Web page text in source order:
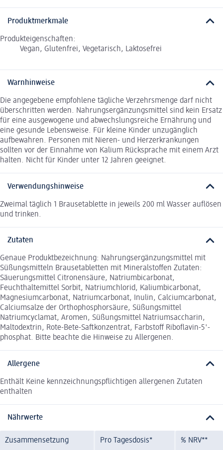
Produktmerkmale
Produkteigenschaften:
Vegan, Glutenfrei, Vegetarisch, Laktosefrei
Warnhinweise
Die angegebene empfohlene tägliche Verzehrsmenge darf nicht
überschritten werden. Nahrungsergänzungsmittel sind kein Ersatz
für eine ausgewogene und abwechslungsreiche Ernährung und
eine gesunde Lebensweise. Für kleine Kinder unzugänglich
aufbewahren. Personen mit Nieren- und Herzerkrankungen
sollten vor der Einnahme von Kalium Rücksprache mit einem Arzt
halten. Nicht für Kinder unter 12 Jahren geeignet.
Verwendungshinweise
Zweimal täglich 1 Brausetablette in jeweils 200 ml Wasser auflösen
und trinken.
Zutaten
Genaue Produktbezeichnung: Nahrungsergänzungsmittel mit
Süßungsmitteln Brausetabletten mit Mineralstoffen Zutaten:
Säuerungsmittel Citronensäure, Natriumbicarbonat,
Feuchthaltemittel Sorbit, Natriumchlorid, Kaliumbicarbonat,
Magnesiumcarbonat, Natriumcarbonat, Inulin, Calciumcarbonat,
Calciumsalze der Orthophosphorsäure, Süßungsmittel
Natriumcyclamat, Aromen, Süßungsmittel Natriumsaccharin,
Maltodextrin, Rote-Bete-Saftkonzentrat, Farbstoff Riboflavin-5'-
phosphat. Bitte beachte die Hinweise zu Allergenen.
Allergene
Enthält Keine kennzeichnungspflichtigen allergenen Zutaten
enthalten
Nährwerte
Zusammensetzung Pro Tagesdosis* % NRV**